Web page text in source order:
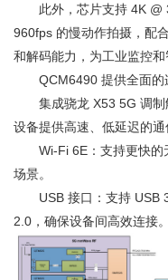
此外，芯片支持 4K @
960fps 的慢动作拍摄，配
和解码能力，为工业监控和
QCM6490 提供全面的
集成骁龙 X53 5G 调制
设备提供高速、低延迟的通
Wi-Fi 6E：支持更快的
场景。
USB 接口：支持 USB
2.0，确保设备间高效连接。